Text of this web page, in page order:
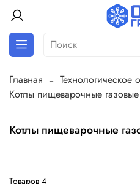
Главная Технологическое
Котлы пищеварочные газовые
Котлы пищеварочные
Товаров 4